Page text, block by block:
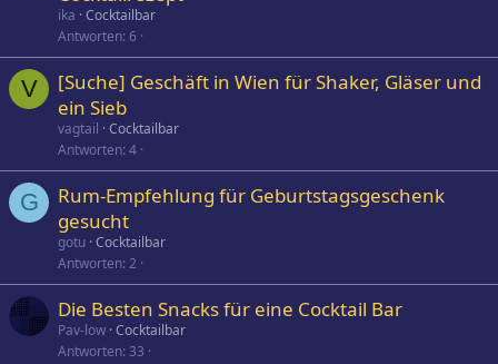
ika Cocktailbar
Antworten 6
V
[Suche] Geschäft in Wien für Shaker, Gläser und
ein Sieb
vagtail Cocktailbar
Antworten 4
G
Rum-Empfehlung für Geburtstagsgeschenk
gesucht
gotu Cocktailbar
Antworten 2
Die Besten Snacks für eine Cocktail Bar
Pav-low Cocktailbar
Antworten 33